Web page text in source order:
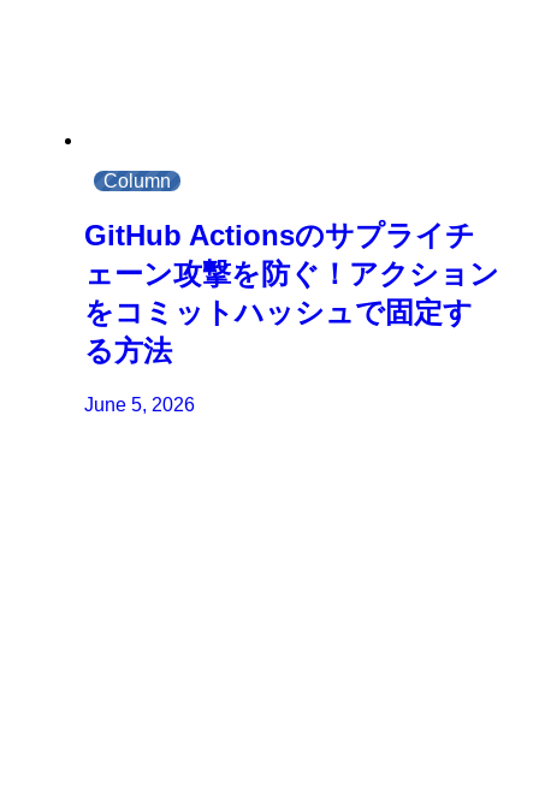
Column
GitHub Actionsのサプライチ
ェーン攻撃を防ぐ！アクション
をコミットハッシュで固定す
る方法
June 5, 2026